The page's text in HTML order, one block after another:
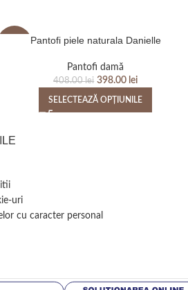
Pantofi piele naturala Danielle
Pantofi damă
408.00lei 398.00 lei
SELECTEAZĂ OPȚIUNILE
uri
cu caracter personal